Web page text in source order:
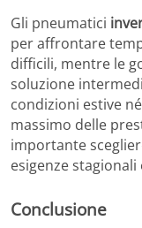
Gli pneumatici
per affrontare
difficili, mentre le
soluzione
condizioni estive
massimo delle
importante
esigenze stagionali
Conclusione